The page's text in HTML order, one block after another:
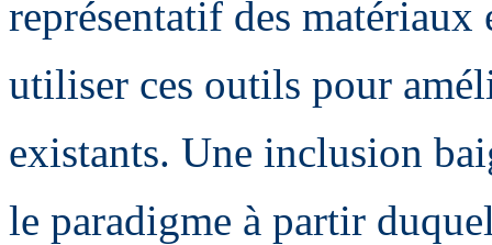
représentatif des matériaux
utiliser ces outils pour
existants. Une inclusion
le paradigme à partir